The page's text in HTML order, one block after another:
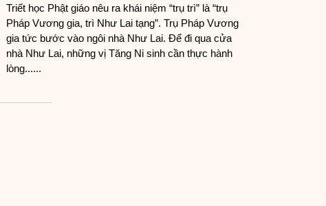
Triết học Phật giáo nêu ra khái niệm “trụ trì” là “trụ
Pháp Vương gia, trì Như Lai tạng”. Trụ Pháp Vương
gia tức bước vào ngôi nhà Như Lai. Để đi qua cửa
nhà Như Lai, những vị Tăng Ni sinh cần thực hành
lòng......